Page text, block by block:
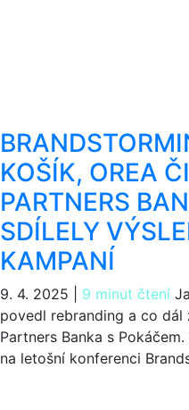
KOŠÍK, OREA ČI
PARTNERS
SDÍLELY
KAMPANÍ
9. 4. 2025 9 minut čtení
povedl rebranding a co dál
Partners Banka s
na letošní konferenci